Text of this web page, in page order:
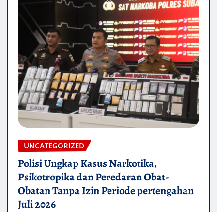
UNCATEGORIZED
Polisi Ungkap Kasus Narkotika,
Psikotropika dan Peredaran Obat-
Obatan Tanpa Izin Periode pertengahan
Juli 2026